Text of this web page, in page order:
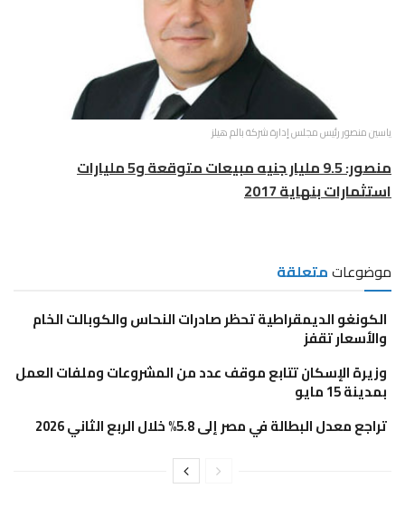
ياسين منصور رئيس مجلس إدارة شركة بالم هيلز
منصور: 9.5 مليار جنيه مبيعات متوقعة و5 مليارات
استثمارات بنهاية 2017
موضوعاتمتعلقة
الكونغو الديمقراطية تحظر صادرات النحاس والكوبالت الخام
والأسعار تقفز
وزيرة الإسكان تتابع موقف عدد من المشروعات وملفات العمل
بمدينة 15 مايو
تراجع معدل البطالة في مصر إلى 5.8% خلال الربع الثاني 2026